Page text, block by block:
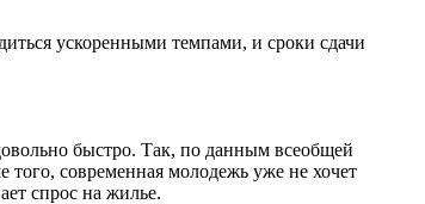
ускоренными темпами, и сроки сдачи
быстро. Так, по данным всеобщей
современная молодежь уже не хочет
спрос на жилье.